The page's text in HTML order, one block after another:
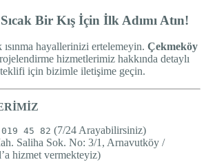
Bir Kış İçin İlk Adımı Atın!
hayallerinizi ertelemeyin. Çekmeköy
hizmetlerimiz hakkında detaylı
için bizimle iletişime geçin.
45 82 (7/24 Arayabilirsiniz)
Saliha Sok. No: 3/1, Arnavutköy /
hizmet vermekteyiz)